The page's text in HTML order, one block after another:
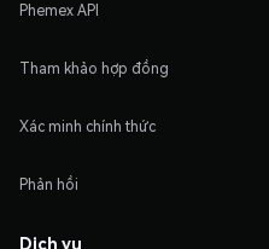
Phemex API
Tham khảo hợp đồng
Xác minh chính thức
Phản hồi
Dịch vụ